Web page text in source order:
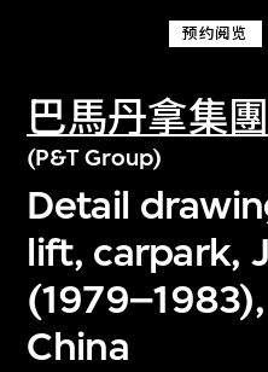
预约阅览
巴馬丹拿集團
(P&T Group)
Detail
lift, carpark,
China
探索世界顶级的二
文化藏品。